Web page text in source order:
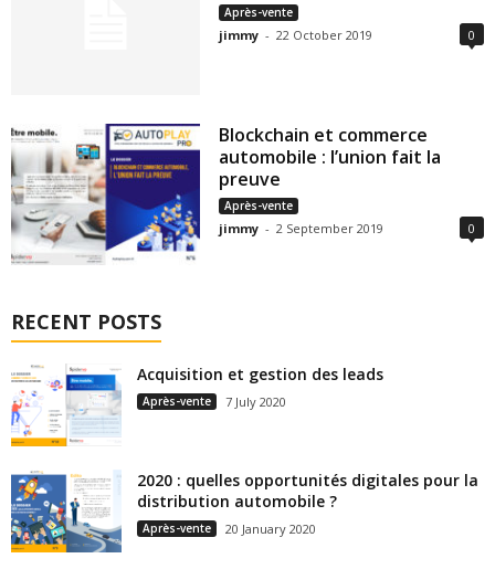
Après-vente
jimmy - 22 October 2019 0
Blockchain et commerce
automobile : l’union fait la
preuve
Après-vente
jimmy - 2 September 2019 0
RECENT POSTS
Acquisition et gestion des leads
Après-vente 7 July 2020
2020 : quelles opportunités digitales pour la
distribution automobile ?
Après-vente 20 January 2020